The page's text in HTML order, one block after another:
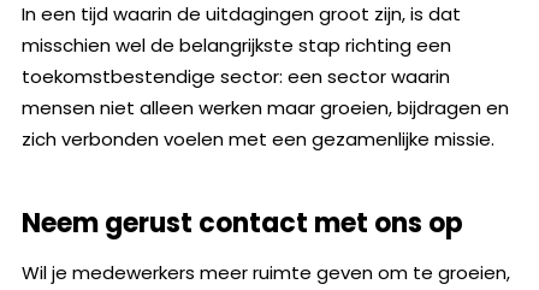
In een tijd waarin de uitdagingen groot zijn, is dat
misschien wel de belangrijkste stap richting een
toekomstbestendige sector: een sector waarin
mensen niet alleen werken maar groeien, bijdragen en
zich verbonden voelen met een gezamenlijke missie.
Neem gerust contact met ons op
Wil je medewerkers meer ruimte geven om te groeien,